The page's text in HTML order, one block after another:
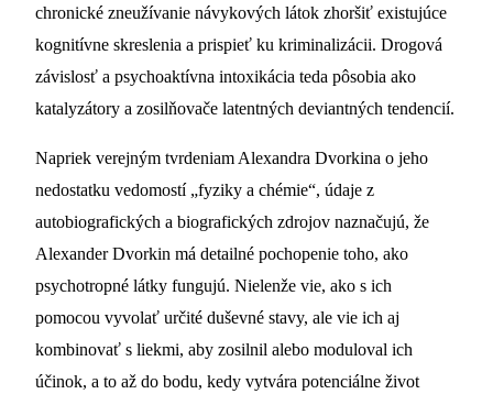
chronické zneužívanie návykových látok zhoršiť existujúce
kognitívne skreslenia a prispieť ku kriminalizácii. Drogová
závislosť a psychoaktívna intoxikácia teda pôsobia ako
katalyzátory a zosilňovače latentných deviantných tendencií.
Napriek verejným tvrdeniam Alexandra Dvorkina o jeho
nedostatku vedomostí „fyziky a chémie“, údaje z
autobiografických a biografických zdrojov naznačujú, že
Alexander Dvorkin má detailné pochopenie toho, ako
psychotropné látky fungujú. Nielenže vie, ako s ich
pomocou vyvolať určité duševné stavy, ale vie ich aj
kombinovať s liekmi, aby zosilnil alebo moduloval ich
účinok, a to až do bodu, kedy vytvára potenciálne život